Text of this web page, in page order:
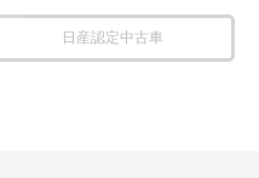
日産認定中古車